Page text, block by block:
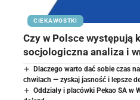
CIEKAWOSTKI
Czy w Polsce występują
socjologiczna analiza i
Dlaczego warto dać sobie czas
chwilach — zyskaj jasność i lepsze
Oddziały i placówki Pekao SA w